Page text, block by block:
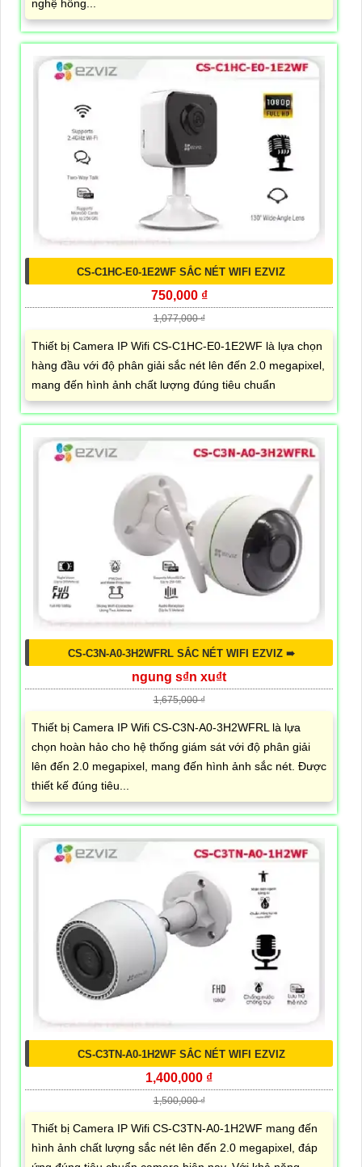
nghệ hồng...
CS-C1HC-E0-1E2WF SẮC NÉT WIFI EZVIZ
750,000 ₫
1,077,000 ₫
Thiết bị Camera IP Wifi CS-C1HC-E0-1E2WF là lựa chọn
hàng đầu với độ phân giải sắc nét lên đến 2.0 megapixel,
mang đến hình ảnh chất lượng đúng tiêu chuẩn
CS-C3N-A0-3H2WFRL SẮC NÉT WIFI EZVIZ ➠
ngung s₫n xu₫t
1,675,000 ₫
Thiết bị Camera IP Wifi CS-C3N-A0-3H2WFRL là lựa
chọn hoàn hảo cho hệ thống giám sát với độ phân giải
lên đến 2.0 megapixel, mang đến hình ảnh sắc nét. Được
thiết kế đúng tiêu...
CS-C3TN-A0-1H2WF SẮC NÉT WIFI EZVIZ
1,400,000 ₫
1,500,000 ₫
Thiết bị Camera IP Wifi CS-C3TN-A0-1H2WF mang đến
hình ảnh chất lượng sắc nét lên đến 2.0 megapixel, đáp